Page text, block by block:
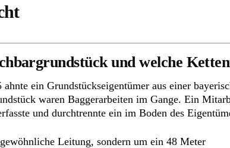
und welche
ein Grundstückseigentümer aus einer
waren Baggerarbeiten im Gange. Ein
und durchtrennte ein im Boden des
Leitung, sondern um ein 48 Meter